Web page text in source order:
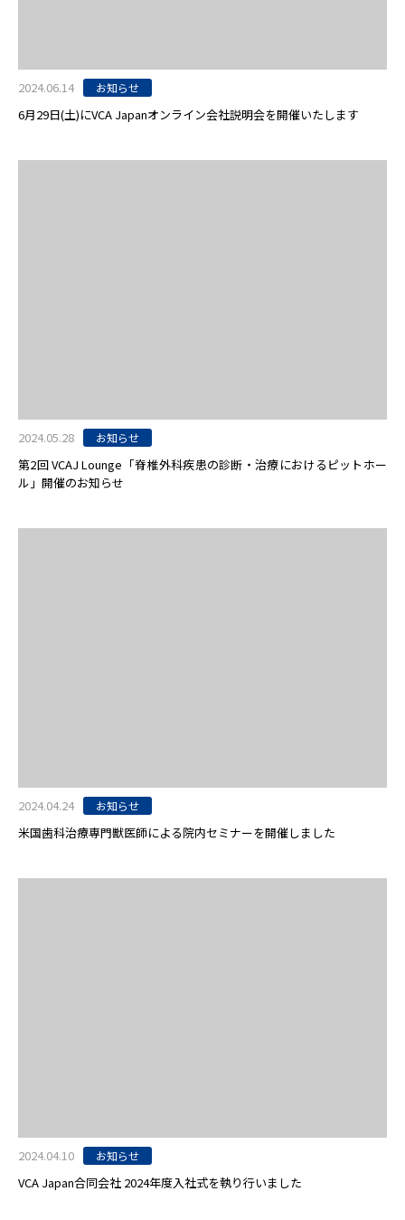
2024.06.14 お知らせ
6月29日(土)にVCA Japanオンライン会社説明会を開催いたします
2024.05.28 お知らせ
第2回 VCAJ Lounge「脊椎外科疾患の診断・治療におけるピットホー
ル」開催のお知らせ
2024.04.24 お知らせ
米国歯科治療専門獣医師による院内セミナーを開催しました
2024.04.10 お知らせ
VCA Japan合同会社 2024年度入社式を執り行いました